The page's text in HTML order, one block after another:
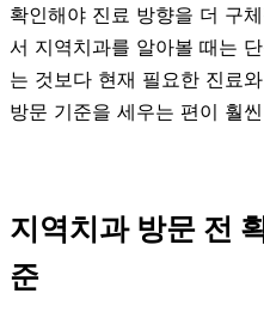
확인해야 진료 방향을 더 구
서 지역치과를 알아볼 때는
는 것보다 현재 필요한 진료
방문 기준을 세우는 편이 훨
지역치과 방문 전
준